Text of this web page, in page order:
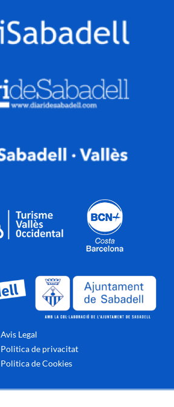
Avis Legal
Politica de privacitat
Politica de Cookies